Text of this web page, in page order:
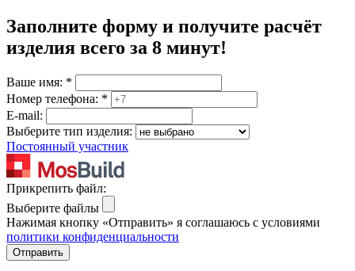
Заполните форму и получите расчёт
изделия всего за 8 минут!
Ваше имя: *
Номер телефона: *
E-mail:
Выберите тип изделия:
Постоянный участник
Прикрепить файл:
Выберите файлы
Нажимая кнопку «Отправить» я соглашаюсь с условиями
политики конфиденциальности
Отправить